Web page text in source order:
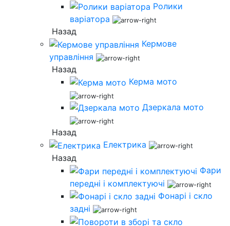
Ролики
варіатора
Назад
Кермове
управління
Назад
Керма мото
Дзеркала мото
Назад
Електрика
Назад
Фари
передні і комплектуючі
Фонарі і скло
задні